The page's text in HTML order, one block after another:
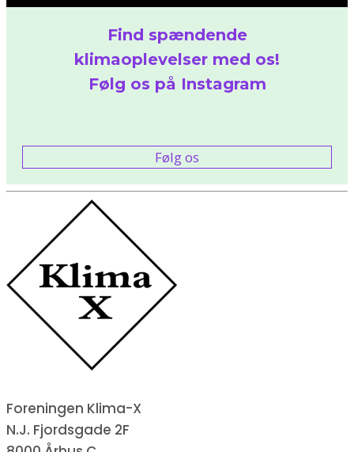
Find spændende
klimaoplevelser med os!
Følg os på Instagram
Følg os
Foreningen Klima-X
N.J. Fjordsgade 2F